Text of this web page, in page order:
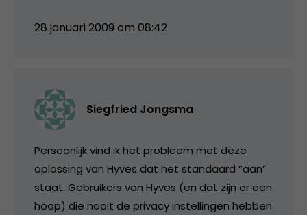
28 januari 2009 om 08:42
Siegfried Jongsma
Persoonlijk vind ik het probleem met deze
oplossing van Hyves dat het standaard “aan”
staat. Gebruikers van Hyves (en dat zijn er een
hoop) die nooit de privacy instellingen hebben